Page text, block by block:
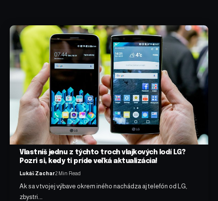
Vlastníš jednu z týchto troch vlajkových lodí LG?
Pozri si, kedy ti príde veľká aktualizácia!
Lukáš Zachar2 Min Read
Ak sa v tvojej výbave okrem iného nachádza aj telefón od LG,
zbystri.…